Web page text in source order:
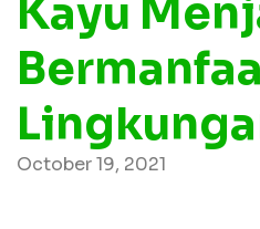
Kayu
October 19, 2021